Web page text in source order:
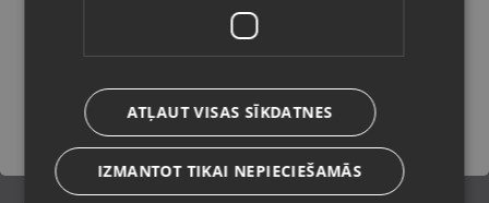
Stāvoklis Jauns (Garantija 24 mēneši)
€
Saglabāt
ATĻAUT VISAS SĪKDATNES
IZMANTOT TIKAI NEPIECIEŠAMĀS